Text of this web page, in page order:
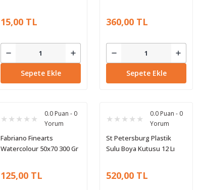
15,00 TL
Sepete Ekle
360,00 TL
Sepete Ekle
0.0 Puan - 0
Yorum
Fabriano Finearts
Watercolour 50x70 300 Gr
125,00 TL
0.0 Puan - 0
Yorum
St Petersburg Plastik
Sulu Boya Kutusu 12 Lı
520,00 TL